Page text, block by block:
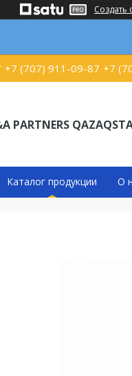
Создать
+7 (707) 911-09-87 +7
PARTNERS
Каталог продукции О